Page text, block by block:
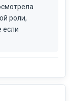
роли,
если